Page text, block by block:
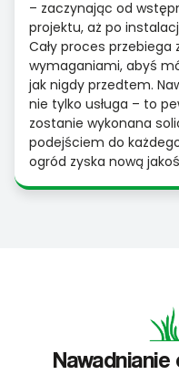
– zaczynając od
projektu, aż po
Cały proces przebiega
wymaganiami, abyś
jak nigdy przedtem.
nie tylko usługa – to
zostanie wykonana
podejściem do
ogród zyska nową